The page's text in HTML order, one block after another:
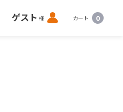
ゲスト 様 ロ
グ
カート 0